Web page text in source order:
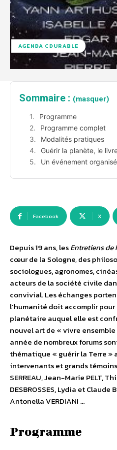
AGENDA CDURABLE
Sommaire : (masquer)
Programme
Programme complet
Modalités pratiques
Guérir la planète, le
Un événement
Facebook X
Depuis 19 ans, lesEntretiens de
cœur de la Sologne, des
sociologues, agronomes,
acteurs de la société civile
convivial. Les échanges
l’humanité doit accomplir
planétaire auquel elle est
nouvel art de « vivre
année de nombreux forums
thématique « guérir la Terre »
intervenants et grands témoins
SERREAU, Jean-Marie PELT,
DESBROSSES, Lydia et Claude
Antonella VERDIANI …
Programme